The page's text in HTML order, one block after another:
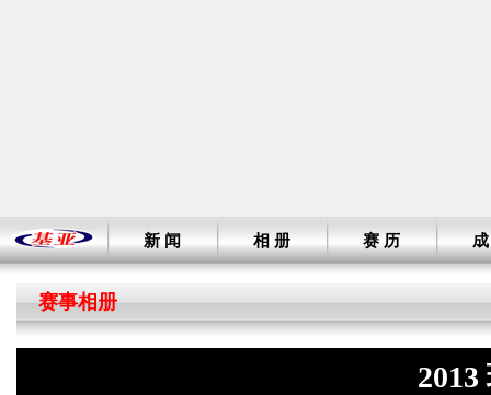
新 闻 相 册 赛 历
赛事相册